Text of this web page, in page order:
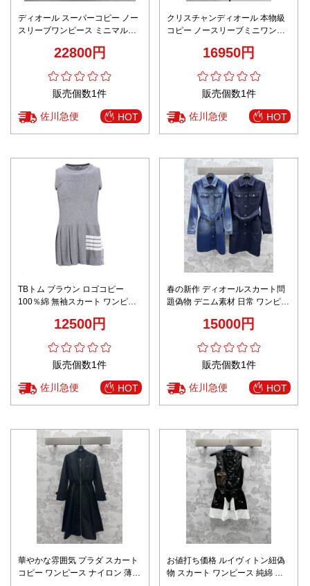
ディオール スーパーコピー ノー
スリーブワンピース ミニマルデ
22800円
販売個数1件
佐川急便 HOT
クリスチャンディオール 本物級
コピー ノースリーブミニワンピ
16950円
販売個数1件
佐川急便 HOT
TBトム ブラウン ロゴコピー
100％綿 無袖スカート ワンピー
12500円
販売個数1件
佐川急便 HOT
春の新作 ディオールスカート問
題偽物 デニム素材 日常 ワンピー
15000円
販売個数1件
佐川急便 HOT
華やかな雰囲気 プラダ スカート
コピー ワンピース ナイロン 薄い
お値打ち価格 ルイヴィトン紐偽
物 スカート ワンピース 純綿 半